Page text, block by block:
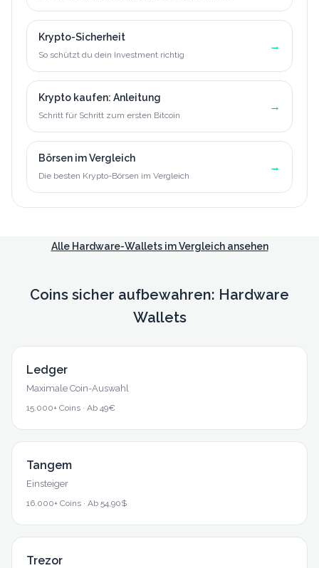
Krypto-Sicherheit
So schützt du dein Investment richtig
→
Krypto kaufen: Anleitung
Schritt für Schritt zum ersten Bitcoin
→
Börsen im Vergleich
Die besten Krypto-Börsen im Vergleich
→
Alle Hardware-Wallets im Vergleich ansehen
Coins sicher aufbewahren: Hardware
Wallets
Ledger
Maximale Coin-Auswahl
15.000+ Coins · Ab 49€
Tangem
Einsteiger
16.000+ Coins · Ab 54,90$
Trezor